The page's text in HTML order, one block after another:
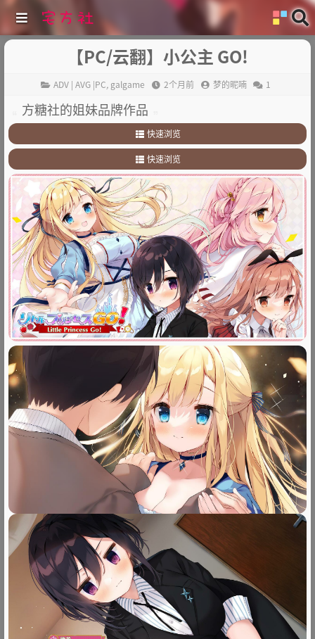
【PC/云翻】小公主 GO!
ADV | AVG |PC, galgame 2个月前 梦的昵喃 1
方糖社的姐妹品牌作品
快速浏览
1.故事简介
2.其他
快速浏览
1.故事简介
2 其他